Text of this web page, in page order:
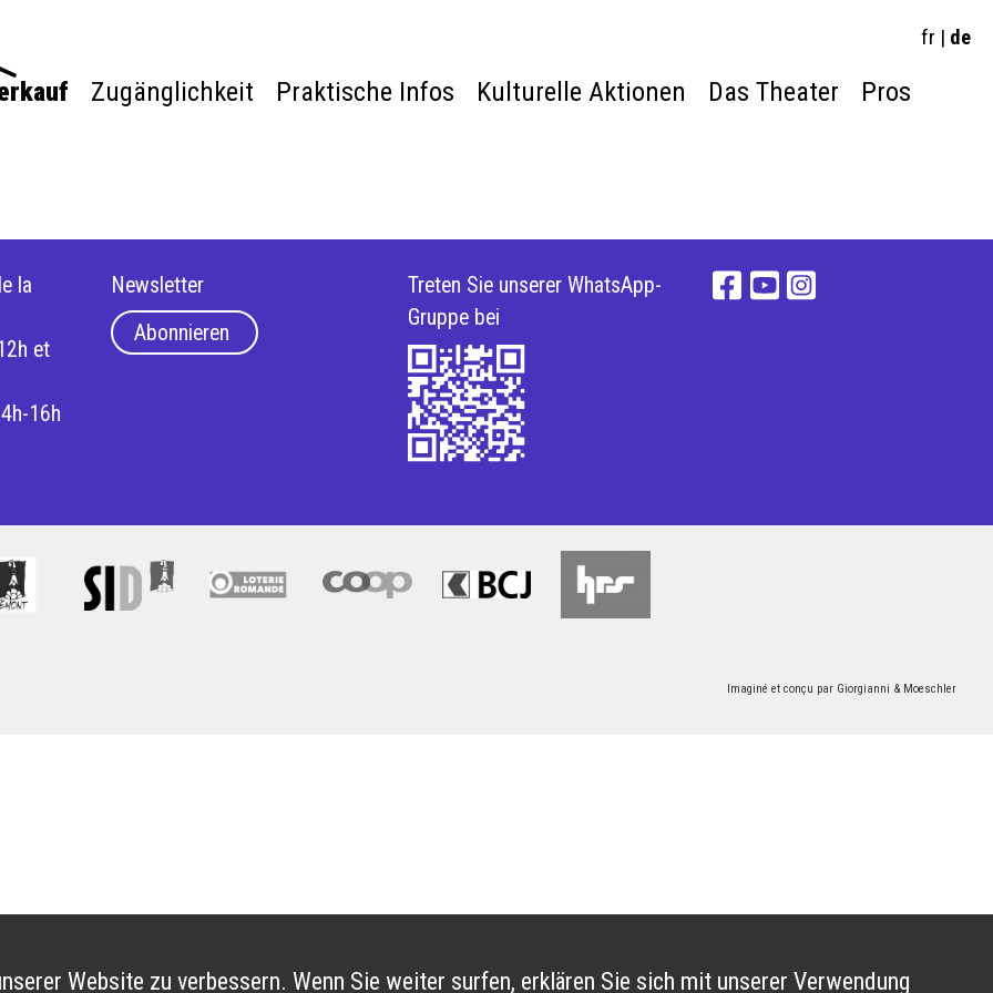
fr | de
Zugänglichkeit Praktische Infos Kulturelle Aktionen Das Theater Pros
la
et
16h
Newsletter
Abonnieren
Treten Sie unserer WhatsApp-
Gruppe bei
Imaginé et conçu par Giorgianni & Moeschler
Website zu verbessern. Wenn Sie weiter surfen, erklären Sie sich mit unserer Verwendung